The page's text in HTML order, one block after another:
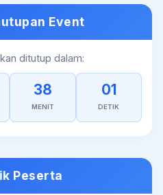
Event
ditutup dalam:
38
MENIT
01
DETIK
Peserta